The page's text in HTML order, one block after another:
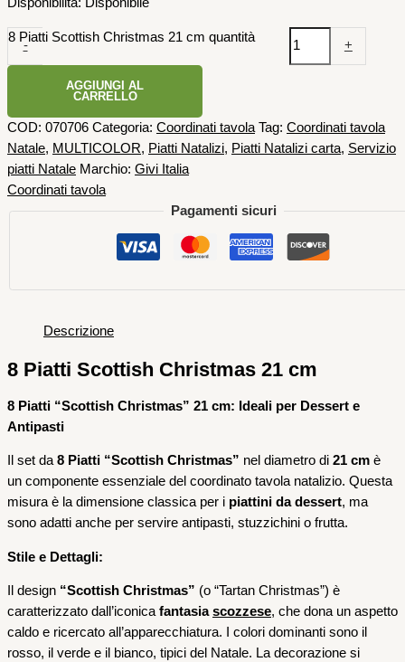
-
8 Piatti Scottish Christmas 21 cm quantità
+
AGGIUNGI AL
CARRELLO
COD: 070706 Categoria: Coordinati tavola Tag: Coordinati tavola
Natale, MULTICOLOR, Piatti Natalizi, Piatti Natalizi carta, Servizio
piatti Natale Marchio: Givi Italia
Coordinati tavola
Pagamenti sicuri
Descrizione
8 Piatti Scottish Christmas 21 cm
8 Piatti “Scottish Christmas” 21 cm: Ideali per Dessert e
Antipasti
Il set da8 Piatti “Scottish Christmas” nel diametro di 21 cm è
un componente essenziale del coordinato tavola natalizio. Questa
misura è la dimensione classica per i piattini da dessert, ma
sono adatti anche per servire antipasti, stuzzichini o frutta.
Stile e Dettagli:
Il design “Scottish Christmas” (o “Tartan Christmas”) è
caratterizzato dall’iconicafantasiascozzese, che dona un aspetto
caldo e ricercato all’apparecchiatura. I colori dominanti sono il
rosso, il verde e il bianco, tipici del Natale. La decorazione si